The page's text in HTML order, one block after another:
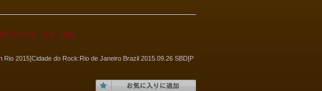
日ブラジル リオ SBD
Rio 2015]Cidade do Rock:Rio de Janeiro Brazil 2015.09.26 SBD[P